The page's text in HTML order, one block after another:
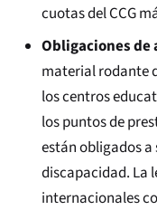
cuotas del CCG
Obligaciones
material rodante
los centros
los puntos de
están obligados a
discapacidad. La
internacionales